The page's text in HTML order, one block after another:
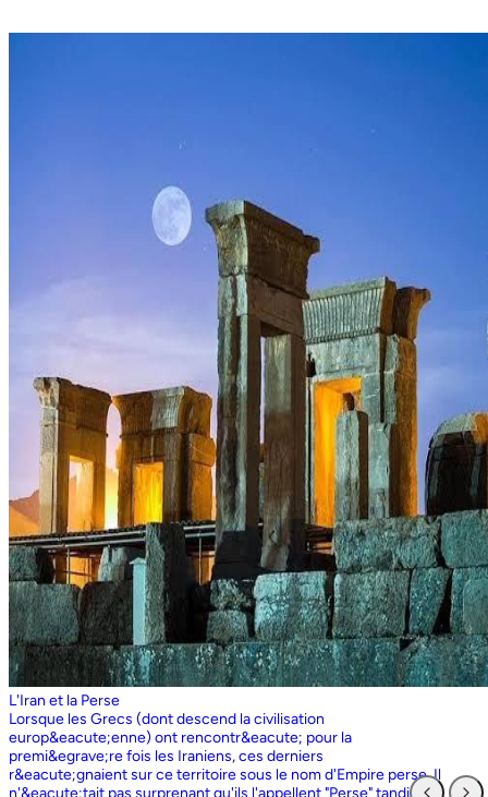
L'Iran et la Perse
Lorsque les Grecs (dont descend la civilisation europ&eacute;enne) ont rencontr&eacute; pour la premi&egrave;re fois les Iraniens, ces derniers r&eacute;gnaient sur ce territoire sous le nom d'Empire perse. Il n'&eacute;tait pas surprenant qu'ils l'appellent "Perse" tandis que les Perses, qui sont entr&eacute;s en contact pour la premi&egrave;re fois avec les Grecs ioniens, appelaient l'ensemble du territoire grec "Ionie". Aujourd'hui encore, les Iraniens utilisent le nom d'Ionie pour d&eacute;signer la Gr&egrave;ce (Yunan). La Perse ne faisait partie de l'Iran que dans la mesure o&ugrave; les Perses constituaient une partie du peuple iranien. Pourtant, elle avait parfois un sens encore plus large que l'Iran, car ce que l'on appelait historiquement la Perse ou l'empire perse comprenait non seulement un territoire beaucoup plus vaste que l'Iran actuel, mais aussi des pays et des peuples non iraniens comme l'&Eacute;gypte. "Perse" est rest&eacute; le terme europ&eacute;en pour l'Iran jusqu'en 1935, date &agrave; laquelle le gouvernement iranien a insist&eacute; pour que tous les pays appellent officiellement le pays par ce dernier nom. Mais le terme "Perse" a surv&eacute;cu et, encore aujourd'hui, pour de nombreux Occidentaux, la "Perse" a une connotation historique et culturelle beaucoup plus large que celle v&eacute;hicul&eacute;e par le terme "Iran", qu'ils confondaient parfois avec l'Irak. Beaucoup ne savent plus que l'Iran et la Perse sont la m&ecirc;me chose, pensant que l'Iran est aussi un pays arabe ! L'Iran actuel fait partie du plateau iranien, beaucoup plus vaste, dont l'ensemble a parfois fait partie de l'empire perse. Le pays est vaste, plus grand que le Royaume-Uni, la France, l'Espagne et l'Allemagne r&eacute;unis. Il est accident&eacute; et aride et, &agrave; l'exception de deux r&eacute;gions de plaine, il est constitu&eacute; de montagnes et de d&eacute;serts. Il y a deux grandes rang&eacute;es de montagnes, l'Alborz au nord, qui s'&eacute;tend du Caucase au nord-ouest jusqu'au Khorasan &agrave; l'est, et le Zagros, qui s'&eacute;tend de l'ouest au sud-est. Les grands d&eacute;serts, Dasht-e-Kavir et Dasht-e-Lut, tous deux situ&eacute;s &agrave; l'est, sont pratiquement inhabitables. Les deux r&eacute;gions de plaine sont le littoral de la mer Caspienne, qui se trouve au-dessous du niveau de la mer, a un climat subtropical et est couvert de for&ecirc;ts tropicales, et la plaine du Khuzestan au sud-ouest, qui est une continuation des terres fertiles de la M&eacute;sopotamie et est arros&eacute;e par le seul grand fleuve d'Iran, le Karun. Ainsi, la terre est abondante mais l'eau est rare, contrairement &agrave; un pays comme la Hollande o&ugrave; la terre est rare mais l'eau abondante. La raret&eacute; de l'eau a jou&eacute; un r&ocirc;le majeur non seulement en influen&ccedil;ant la nature et les syst&egrave;mes de l'agriculture iranienne, mais aussi un certain nombre de facteurs sociologiques cl&eacute;s, y compris la cause et la nature des &Eacute;tats iraniens. L'&eacute;tendue des montagnes et du d&eacute;sert a naturellement divis&eacute; la population iranienne en groupes relativement isol&eacute;s. Mais l'aridit&eacute; a jou&eacute; un r&ocirc;le encore plus important &agrave; cet &eacute;gard, et ce au niveau des plus petites unit&eacute;s sociales. Dans la majeure partie du pays, l'agriculture et l'&eacute;levage du b&eacute;tail n'&eacute;taient possibles que l&agrave; o&ugrave; l'eau de pluie naturelle, un petit ruisseau, un canal d'eau souterrain, appel&eacute; Qanat, ou une combinaison de ces &eacute;l&eacute;ments fournissait l'approvisionnement minimal n&eacute;cessaire en eau. Le Qanat ou Kariz est un d&eacute;veloppement ing&eacute;nieux des temps anciens, qui remonte &agrave; bien avant la fondation de l'empire perse. &Agrave; partir d'une nappe phr&eacute;atique existante dans les hautes terres, un tunnel est creus&eacute; sous le sol, en pente descendante vers les basses terres (pr&egrave;s des fermes environnantes) o&ugrave; il remonte &agrave; la surface. L'eau qui s'&eacute;coule de la source par gravit&eacute; est ensuite distribu&eacute;e par d'&eacute;troits canaux l&agrave; o&ugrave; elle est n&eacute;cessaire pour l'irrigation et d'autres usages. Le peuple iranien &Agrave; l'origine, les Iraniens &eacute;taient plus une ethnie qu'une nation et les perses se comptaient comme un groupe parmi un bon nombre des Iraniens. A part le pays qui s'appelle aujourd'hui l'Iran, l'Afghanistan et le Tadjikistan appartiennent &eacute;galement &agrave; un territoire iranien plus large dans leurs concepts historiques et culturels. En plus la domaine culturelle iranienne d&eacute;passe encore plus loin que la fronti&egrave;re de l&rsquo;ensemble de ces trois pays et s'&eacute;tendant jusqu&rsquo;au cot&eacute; nordique de l'Inde, l'Ouzb&eacute;kistan, le Turkm&eacute;nistan, le Caucase et l'Anatolie : Aujourd&rsquo;hui , c&rsquo;est ce que l&rsquo;on appelle &lsquo;&rsquo; Monde Persan&rsquo;&rsquo; La langue persane est une des langues iraniennes, alors qu&rsquo;il en existe d'autres vari&eacute;t&eacute;s dont le kurde et le pashto. En Iran, certaines langues locales sont encore parl&eacute;es en tant que des langues vivantes tandis que d&rsquo;autre langues r&eacute;gionales que l&rsquo;iranienne sont &eacute;galement parl&eacute;s en Iran tels que le turc et l&rsquo;arabe. En plus, d'autres formats de la langue persane sont parl&eacute;es en Afghanistan et au Tadjikistan, si bien que les r&eacute;sidents dans ces trois pays arrivent &agrave; se comprendre lors de la conversation et de la communication litt&eacute;raire. Egalement d'autres dialectes persans sont parl&eacute;s en Iran. A vraie dire , n&rsquo;importe quel argument &agrave; propos de l&rsquo;histoire de l&rsquo;Iran, de son &eacute;conomie et de sa politique ne serait pas raisonnable sauf qu&rsquo;on puisse tenir en compte les nomades qui ont &eacute;tabli leurs royaume &agrave; partir de l&rsquo;&eacute;poque des Perses au Qajars qui r&eacute;gnaient jusuq&rsquo;aux20&egrave;me si&egrave;cle. Suit &agrave; la recherches des p&acirc;turages encore plus verts et des sols fertils, diff&eacute;rents &eacute;thnies comme le turques, sont partis vers les r&eacute;gions au nord, nord-est et l&rsquo;est de la Perse . Apr&egrave;s avoir s&rsquo;h&eacute;berger , ils fallait qu&rsquo;ils se pr&eacute;par&egrave;rent pour faire face aux &eacute;nemies etrang&egrave;res . La s&egrave;cheresse, l&rsquo;aridit&eacute; et la densit&eacute; de la population dan leurs propres r&eacute;gions fut la cause de l&rsquo;immigration vers la Perse. D&rsquo;autre part la manqu&eacute; de la pluie et l&rsquo;aridit&eacute; en Iran causait la miragartion des gens vers des r&eacute;gions plus verts : ils se d&eacute;pla&ccedil;aient tous les ann&eacute;es, pour aller vers les r&eacute;gions o&ugrave; il faisait agr&eacute;able pendant l&rsquo;hiver et des r&eacute;gions o&ugrave; le climat faisait moins chaud au cours de l&rsquo;&eacute;t&eacute;. En comparaison avec les les s&eacute;dentaires, les nomades ont des puissances militaires et ils sont plus dynamiques, et plus nombreux que les villageoises qu'ils attaquaient. Ces particularit&eacute;s permettent &agrave; une tribu ou &agrave; un ensemble de tribus de faire diriger les autres vers la formation d&rsquo;un &eacute;tat central : Ensuite il faisait les n&eacute;cessaires pour collecter directement ou via un moyen indirect, la totalit&eacute; des produits agricoles exc&eacute;dentaires pour fournir les affaires financi&egrave;res. Ainsi il devient un &eacute;tat central et capable &agrave; taille de contr&ocirc;ler, d'administrer et de d&eacute;fendre ses vastes territoires. La plupart des souverains iraniens se d&eacute;pla&ccedil;aient la plupart du temps et cette caract&eacute;ristique est racin&eacute; dans leurs origines et leurs esprits. Par exemple les Ach&eacute;m&eacute;nides dirigeaient leurs trois capitales et se d&eacute;pla&ccedil;aient entre : Suse, Pers&eacute;polis et Ecbatane et parfois quatre si on fait inclure la Babylon. D&egrave;s le d&eacute;but ; tous les gouvernements iraniens jusqu&rsquo;au 20&egrave;me si&egrave;cle, on &eacute;t&eacute; fond&eacute;s par des tribus nomades et apr&egrave;s avoir &ecirc;tre uni au sein du gouvernement , il fallait se pr&eacute;parer pour faire face aux d&eacute;fis comme l&rsquo;invasion des nomades dans le pays et ceux qui pourraient attaquer depuis des terres au-del&agrave; des fronti&egrave;res. D'une mani&egrave;re historique, l'Iran a &eacute;t&eacute; le carrefour entre l'Asie et l'Europe, l'Est et l'Ouest. Les personnes, les biens ainsi que les croyances, les normes et produits culturels y sont pass&eacute;s, g&eacute;n&eacute;ralement d'est en ouest, mais pas toujours. L'influence orientale &eacute;tait telle que beaucoup des anciens mythes et l&eacute;gendes iraniens provenaient des terres orientales de l'Iran, bien que l'islam et les Arabes soient venus de la direction oppos&eacute;e. Cette situation g&eacute;ographique particuli&egrave;re a donn&eacute; lieu &agrave; ce que l'on peut appeler &laquo; l'effet carrefour &raquo;, &agrave; la fois d&eacute;stabilisant et enrichissant le pays ; rendant ses habitants hospitaliers et amicaux envers les &eacute;trangers et aussi tr&egrave;s conscients de leur particularit&eacute;. L'une des cons&eacute;quences de l'effet de carrefour est le fait que l'Iran est maintenant peupl&eacute; d&rsquo;une vari&eacute;t&eacute; de communaut&eacute;s ethniques et linguistiques incluant ceux dont la langue maternelle est le persan, ainsi que les Kurdes, les Turcs, les Arabes, les Baloutches, etc. On rencontre les Turcophones dans la r&eacute;gion Nord-ouest de l'Azerba&iuml;djan, aujourd'hui divis&eacute;e en plusieurs provinces, &agrave; la fronti&egrave;re de la Turquie et du Caucase. D'autres peuples turcophones, comme les Turkm&egrave;nes du Centre-nord-est et les tribus turcophones comm